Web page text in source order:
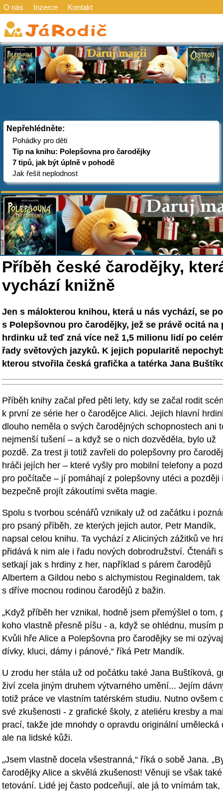
O nás Inzerce Kontakt
Nepřehlédněte:
Pohádky pro děti
Tip na knihu: Polepšovna pro čarodějky
7 tipů, jak být úplně v pohodě
Jak řešit neplodnost
Příběh české čarodějky,
vychází knižně
Jen s málokterou knihou, která u nás vychází, se
s Polepšovnou pro čarodějky, jež se právě ocitá
hrdinku už teď zná více než 1,5 milionu lidí po
řady světových jazyků. K jejich popularitě
kterou stvořila česká grafička a tatérka Jana
Příběh knihy začal před pěti lety, kdy se začal rodit
k první ze série her o čarodějce Alici. Jejich hlavní
dlouho neměla o svých čarodějných schopnostech ani
nejmenší tušení – a když se o nich dozvěděla, bylo už
pozdě. Za trest ji totiž zavřeli do polepšovny pro
hráči jejích her – které vyšly pro mobilní telefony a
pro počítače – jí pomáhají z polepšovny utéci a později
bezpečně projít zákoutími světa magie.
Spolu s tvorbou scénářů vznikaly už od začátku i
pro psaný příběh, ze kterých jejich autor, Petr Mandík,
napsal celou knihu. Ta vychází z Aliciných zážitků ve
přidává k nim ale i řadu nových dobrodružství. Čtenáři
setkají jak s hrdiny z her, například s párem čarodějů
Albertem a Gildou nebo s alchymistou Reginaldem, tak
s dříve mocnou rodinou čarodějů z bažin.
„Když příběh her vznikal, hodně jsem přemýšlel o tom,
koho vlastně přesně píšu - a, když se ohlédnu, musím
Kvůli hře Alice a Polepšovna pro čarodějky se mi
dívky, kluci, dámy i pánové,“ říká Petr Mandík.
U zrodu her stála už od počátku také Jana Buštíková,
živí zcela jiným druhem výtvarného umění... Jejím
totiž práce ve vlastním tatérském studiu. Nutno ovšem
své zkušenosti - z grafické školy, z ateliéru kresby a
prací, takže jde mnohdy o opravdu originální
ale na lidské kůži.
„Jsem vlastně docela všestranná,“ říká o sobě Jana.
čarodějky Alice a skvělá zkušenost! Věnuji se však
tetování. Lidé jej často podceňují, ale já to vnímám